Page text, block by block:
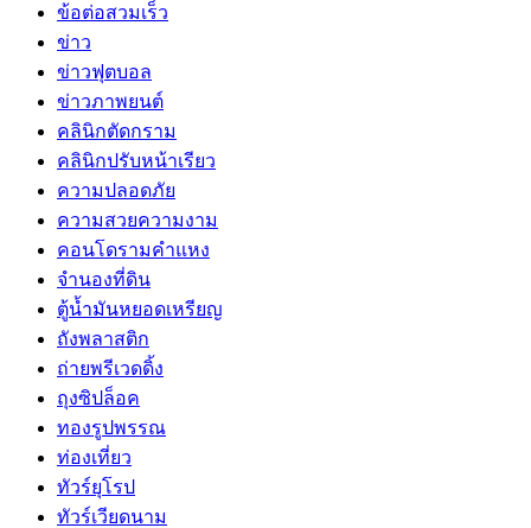
ข้อต่อสวมเร็ว
ข่าว
ข่าวฟุตบอล
ข่าวภาพยนต์
คลินิกตัดกราม
คลินิกปรับหน้าเรียว
ความปลอดภัย
ความสวยความงาม
คอนโดรามคำแหง
จำนองที่ดิน
ตู้น้ำมันหยอดเหรียญ
ถังพลาสติก
ถ่ายพรีเวดดิ้ง
ถุงซิปล็อค
ทองรูปพรรณ
ท่องเที่ยว
ทัวร์ยุโรป
ทัวร์เวียดนาม